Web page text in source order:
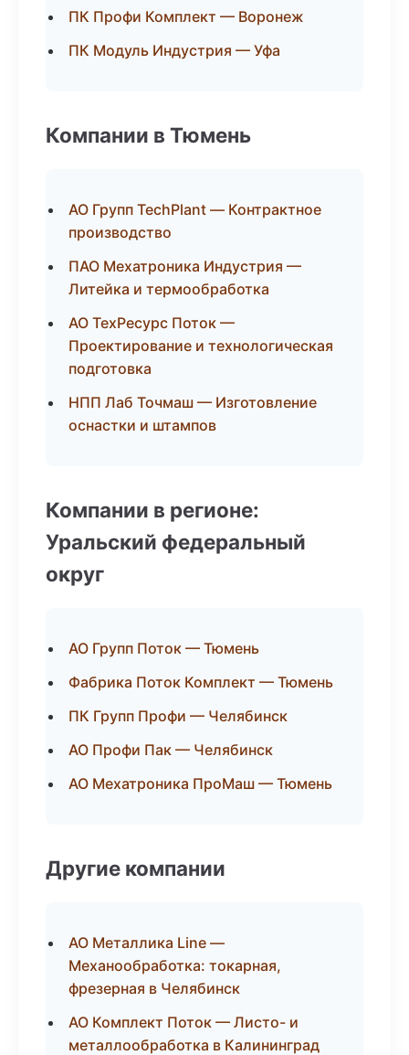
ПК Профи Комплект — Воронеж
ПК Модуль Индустрия — Уфа
Компании в Тюмень
АО Групп TechPlant — Контрактное
производство
ПАО Мехатроника Индустрия —
Литейка и термообработка
АО ТехРесурс Поток —
Проектирование и технологическая
подготовка
НПП Лаб Точмаш — Изготовление
оснастки и штампов
Компании в регионе:
Уральский федеральный
округ
АО Групп Поток — Тюмень
Фабрика Поток Комплект — Тюмень
ПК Групп Профи — Челябинск
АО Профи Пак — Челябинск
АО Мехатроника ПроМаш — Тюмень
Другие компании
АО Металлика Line —
Механообработка: токарная,
фрезерная в Челябинск
АО Комплект Поток — Листо- и
металлообработка в Калининград